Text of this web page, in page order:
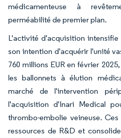
médicamenteuse à
perméabilité de premier plan.
L'activité d'acquisition intensifie
son intention d'acquérir l'unité
760 millions EUR en février
les ballonnets à élution
marché de l'intervention
l'acquisition d'Inari Medical
thrombo-embolie veineuse.
ressources de R&D et